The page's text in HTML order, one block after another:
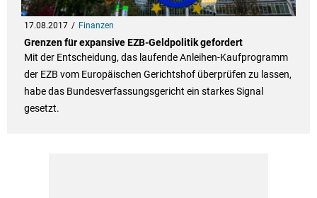
17.08.2017 Finanzen
Grenzen für expansive EZB-Geldpolitik gefordert
Mit der Entscheidung, das laufende Anleihen-Kaufprogramm
der EZB vom Europäischen Gerichtshof überprüfen zu lassen,
habe das Bundesverfassungsgericht ein starkes Signal
gesetzt.